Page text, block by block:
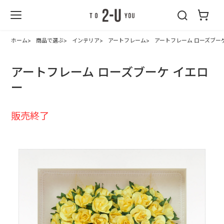
ホーム 商品で選ぶ インテリア アートフレーム アートフレーム ローズブー
アートフレーム ローズブーケ イエロ
ー
販売終了